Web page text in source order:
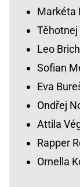
Markéta
Těhotnej
Leo
Sofian
Eva
Ondřej
Attila
Rapper
Ornella